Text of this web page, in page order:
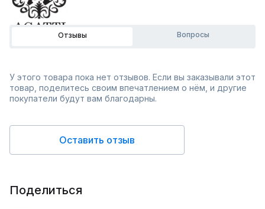
Отзывы Вопросы
У этого товара пока нет отзывов. Если вы заказывали этот
товар, поделитесь своим впечатлением о нём, и другие
покупатели будут вам благодарны.
Оставить отзыв
Поделиться